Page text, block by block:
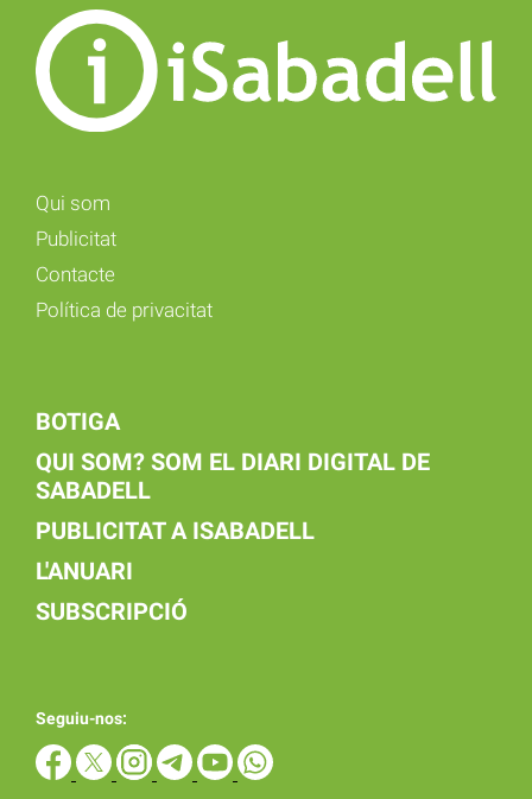
Qui som
Publicitat
Contacte
Política de privacitat
BOTIGA
QUI SOM? SOM EL DIARI DIGITAL DE
SABADELL
PUBLICITAT A ISABADELL
L'ANUARI
SUBSCRIPCIÓ
Seguiu-nos: